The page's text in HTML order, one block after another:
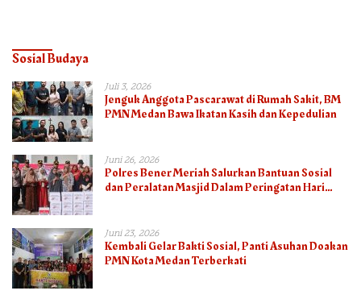
Sosial Budaya
Juli 3, 2026
Jenguk Anggota Pascarawat di Rumah Sakit, BM
PMN Medan Bawa Ikatan Kasih dan Kepedulian
Juni 26, 2026
Polres Bener Meriah Salurkan Bantuan Sosial
dan Peralatan Masjid Dalam Peringatan Hari
Juni 23, 2026
Kembali Gelar Bakti Sosial, Panti Asuhan Doakan
PMN Kota Medan Terberkati